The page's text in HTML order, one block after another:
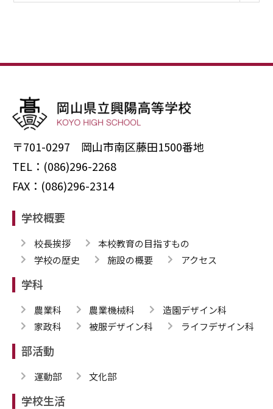
〒701-0297 岡山市南区藤田1500番地
TEL：(086)296-2268
FAX：(086)296-2314
学校概要
校長挨拶
本校教育の目指すもの
学校の歴史
施設の概要 アクセス
学科
農業科 農業機械科
造園デザイン科
家政科
被服デザイン科 ライフデザイン科
部活動
運動部 文化部
学校生活